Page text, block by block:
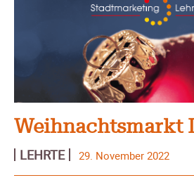
Weihnachtsmarkt
LEHRTE 29. November 2022